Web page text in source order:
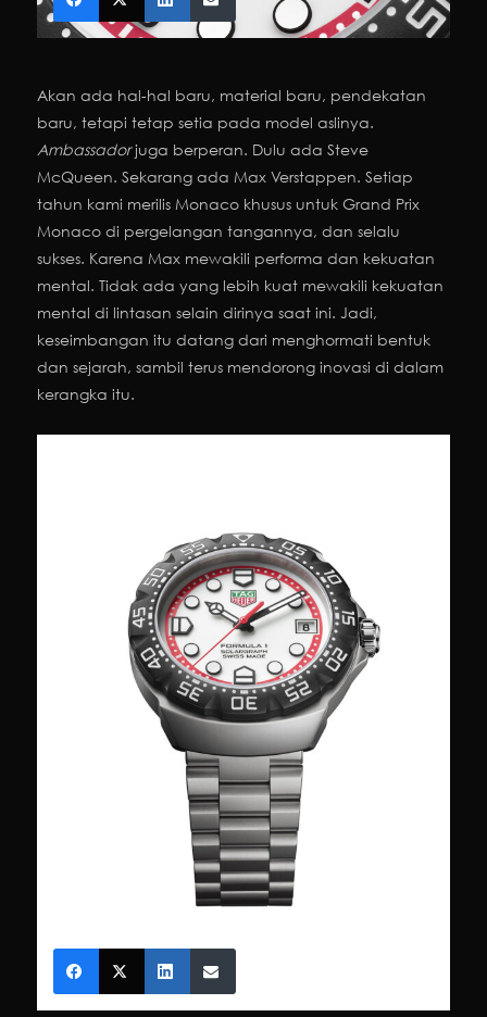
Akan ada hal-hal baru, material baru, pendekatan
baru, tetapi tetap setia pada model aslinya.
Ambassadorjuga berperan. Dulu ada Steve
McQueen. Sekarang ada Max Verstappen. Setiap
tahun kami merilis Monaco khusus untuk Grand Prix
Monaco di pergelangan tangannya, dan selalu
sukses. Karena Max mewakili performa dan kekuatan
mental. Tidak ada yang lebih kuat mewakili kekuatan
mental di lintasan selain dirinya saat ini. Jadi,
keseimbangan itu datang dari menghormati bentuk
dan sejarah, sambil terus mendorong inovasi di dalam
kerangka itu.